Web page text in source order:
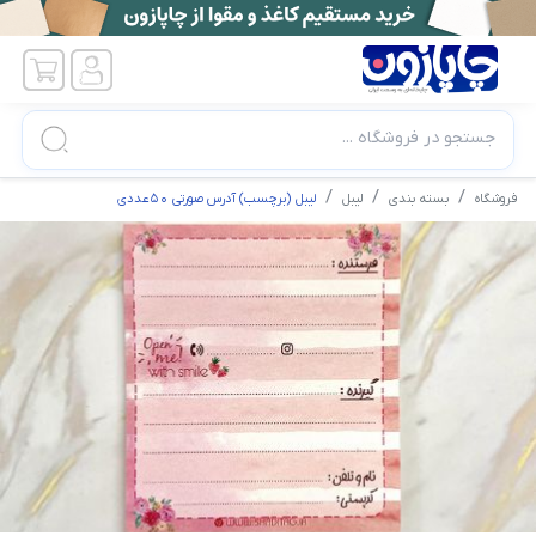
جستجو در فروشگاه ...
فروشگاه بسته بندی لیبل لیبل (برچسب) آدرس صورتی 50عددی